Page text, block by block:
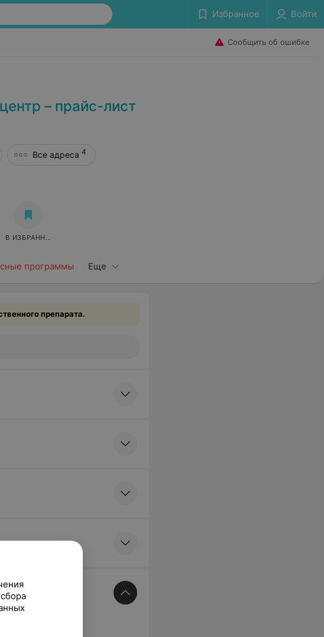
Избранное Войти
Сообщить об ошибке
– прайс-лист
программы Еще
Все адреса 4
В ИЗБРАННОЕ
препарата.